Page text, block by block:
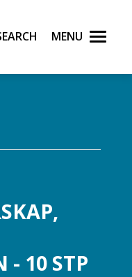
of Norway
Search Menu
- 10 STP